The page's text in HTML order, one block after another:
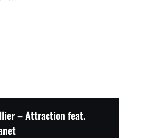
– Attraction feat.